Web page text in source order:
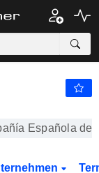
COMPAÑÍA ESPAÑOLA DE PETRÓLEOS, S.A.U. - € -
Española de